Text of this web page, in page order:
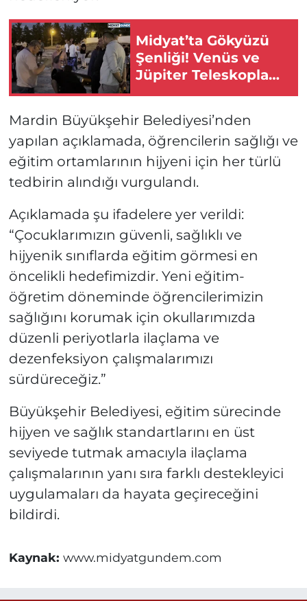
Midyat’ta Gökyüzü
Şenliği! Venüs ve
Jüpiter Teleskopla
Gözlemlendi
Mardin Büyükşehir Belediyesi’nden
yapılan açıklamada, öğrencilerin sağlığı ve
eğitim ortamlarının hijyeni için her türlü
tedbirin alındığı vurgulandı.
Açıklamada şu ifadelere yer verildi:
“Çocuklarımızın güvenli, sağlıklı ve
hijyenik sınıflarda eğitim görmesi en
öncelikli hedefimizdir. Yeni eğitim-
öğretim döneminde öğrencilerimizin
sağlığını korumak için okullarımızda
düzenli periyotlarla ilaçlama ve
dezenfeksiyon çalışmalarımızı
sürdüreceğiz.”
Büyükşehir Belediyesi, eğitim sürecinde
hijyen ve sağlık standartlarını en üst
seviyede tutmak amacıyla ilaçlama
çalışmalarının yanı sıra farklı destekleyici
uygulamaları da hayata geçireceğini
bildirdi.
Kaynak: www.midyatgundem.com